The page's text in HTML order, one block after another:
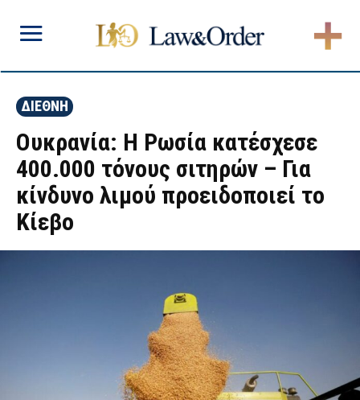
ΔΙΕΘΝΗ
Ουκρανία: Η Ρωσία κατέσχεσε
400.000 τόνους σιτηρών – Για
κίνδυνο λιμού προειδοποιεί το
Κίεβο